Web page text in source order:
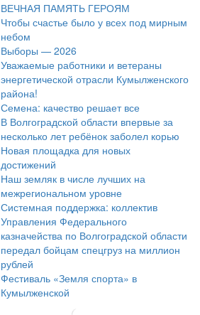
ВЕЧНАЯ ПАМЯТЬ ГЕРОЯМ
Чтобы счастье было у всех под мирным
небом
Выборы — 2026
Уважаемые работники и ветераны
энергетической отрасли Кумылженского
района!
Семена: качество решает все
В Волгоградской области впервые за
несколько лет ребёнок заболел корью
Новая площадка для новых
достижений
Наш земляк в числе лучших на
межрегиональном уровне
Системная поддержка: коллектив
Управления Федерального
казначейства по Волгоградской области
передал бойцам спецгруз на миллион
рублей
Фестиваль «Земля спорта» в
Кумылженской